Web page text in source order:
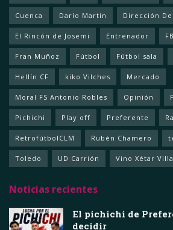
Cuenca Darío Martín Dirección
El Rincón de Josemi Entrenador
Fran Muñoz Fútbol Fútbol sala
Hellín CF kiko Vilches Mercado
Moral FS Antonio Robles Opinión
Pichichi Play off Preferente
RetrofútbolCLM Rubén Chamero
Toledo UD Carrión Vino Xétar
Noticias recientes
El pichichi de
decidir